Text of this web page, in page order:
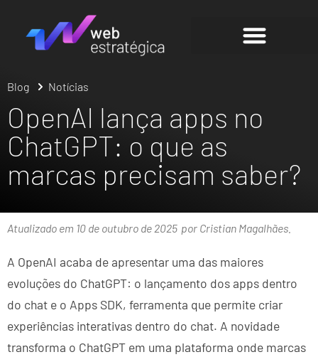
Blog Notícias
OpenAI lança apps no
ChatGPT: o que as
marcas precisam saber?
Atualizado em 10 de outubro de 2025 por Cristian Magalhães.
A OpenAI acaba de apresentar uma das maiores
evoluções do ChatGPT: o lançamento dos apps dentro
do chat e o Apps SDK, ferramenta que permite criar
experiências interativas dentro do chat. A novidade
transforma o ChatGPT em uma plataforma onde marcas